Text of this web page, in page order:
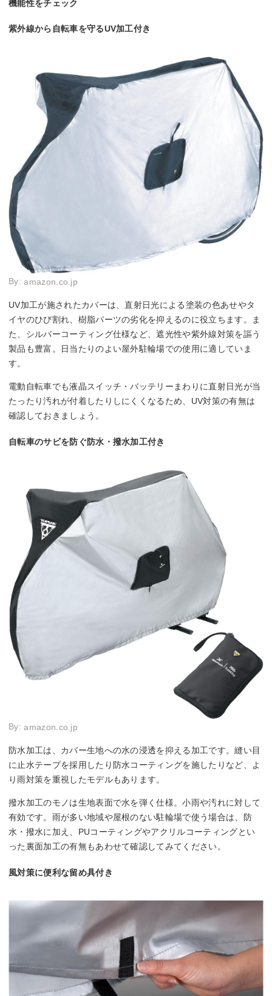
機能性をチェック
紫外線から自転車を守るUV加工付き
By:amazon.co.jp
UV加工が施されたカバーは、直射日光による塗装の色あせやタ
イヤのひび割れ、樹脂パーツの劣化を抑えるのに役立ちます。ま
た、シルバーコーティング仕様など、遮光性や紫外線対策を謳う
製品も豊富。日当たりのよい屋外駐輪場での使用に適していま
す。
電動自転車でも液晶スイッチ・バッテリーまわりに直射日光が当
たったり汚れが付着したりしにくくなるため、UV対策の有無は
確認しておきましょう。
自転車のサビを防ぐ防水・撥水加工付き
By:amazon.co.jp
防水加工は、カバー生地への水の浸透を抑える加工です。縫い目
に止水テープを採用したり防水コーティングを施したりなど、よ
り雨対策を重視したモデルもあります。
撥水加工のモノは生地表面で水を弾く仕様。小雨や汚れに対して
有効です。雨が多い地域や屋根のない駐輪場で使う場合は、防
水・撥水に加え、PUコーティングやアクリルコーティングとい
った裏面加工の有無もあわせて確認してみてください。
風対策に便利な留め具付き